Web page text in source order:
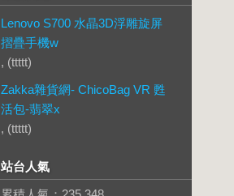
Lenovo S700 水晶3D浮雕旋屏
摺疊手機w
, (ttttt)
Zakka雜貨網- ChicoBag VR 甦
活包-翡翠x
, (ttttt)
站台人氣